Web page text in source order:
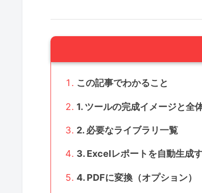
この記事でわかること
1. ツールの完成イメージと全
2. 必要なライブラリ一覧
3. Excelレポートを自動生成
4. PDFに変換（オプション）